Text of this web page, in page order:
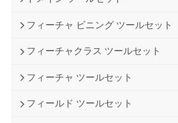
フィーチャ ビニング ツールセット
フィーチャクラス ツールセット
フィーチャ ツールセット
フィールド ツールセット